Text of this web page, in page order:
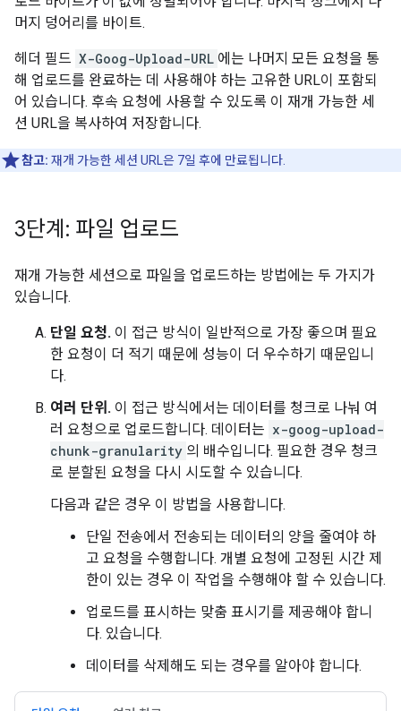
머지 덩어리를 바이트.
헤더 필드 X-Goog-Upload-URL 에는 나머지 모든 요청을 통
해 업로드를 완료하는 데 사용해야 하는 고유한 URL이 포함되
어 있습니다. 후속 요청에 사용할 수 있도록 이 재개 가능한 세
션 URL을 복사하여 저장합니다.
참고: 재개 가능한 세션 URL은 7일 후에 만료됩니다.
3단계: 파일 업로드
재개 가능한 세션으로 파일을 업로드하는 방법에는 두 가지가
있습니다.
단일 요청. 이 접근 방식이 일반적으로 가장 좋으며 필요
한 요청이 더 적기 때문에 성능이 더 우수하기 때문입니
다.
여러 단위. 이 접근 방식에서는 데이터를 청크로 나눠 여
러 요청으로 업로드합니다. 데이터는 x-goog-upload-
chunk-granularity 의 배수입니다. 필요한 경우 청크
로 분할된 요청을 다시 시도할 수 있습니다.
다음과 같은 경우 이 방법을 사용합니다.
단일 전송에서 전송되는 데이터의 양을 줄여야 하
고 요청을 수행합니다. 개별 요청에 고정된 시간 제
한이 있는 경우 이 작업을 수행해야 할 수 있습니다.
업로드를 표시하는 맞춤 표시기를 제공해야 합니
다. 있습니다.
데이터를 삭제해도 되는 경우를 알아야 합니다.